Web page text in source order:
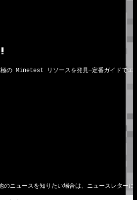
の Minetest リソースを発見―定番ガイドでエ
のニュースを知りたい場合は、ニュースレター